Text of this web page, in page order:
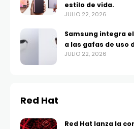
estilo de vida.
JULIO 22, 2026
Samsung integra
a las gafas de uso
JULIO 22, 2026
Red Hat
Red Hat lanza la